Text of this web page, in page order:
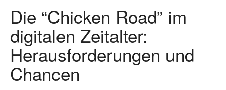
Die “Chicken Road” im
digitalen Zeitalter:
Herausforderungen und
Chancen